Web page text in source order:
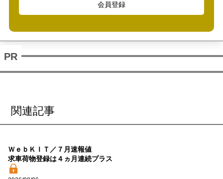
会員登録
関連記事
ＷｅｂＫＩＴ／７月速報値
求車荷物登録は４ヵ月連続プラス